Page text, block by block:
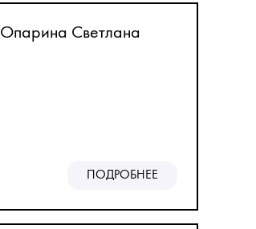
Опарина Светлана
ПОДРОБНЕЕ